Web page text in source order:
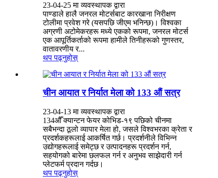
23-04-25 मा व्यवस्थापक द्वारा
पाण्डाले हालै जनरल मोटर्सबाट कारखाना निरीक्षण
टोलीमा प्रवेश गरे (यसपछि जीएम भनिन्छ)। विश्वका
अग्रणी अटोमेकरहरू मध्ये एकको रूपमा, जनरल मोटर्स
एक आपूर्तिकर्ताको रूपमा हामीले तिनीहरूको गुणस्तर,
वातावरणीय र...
थप पढ्नुहोस्
चीन आयात र निर्यात मेला को 133 औं सत्र
23-04-13 मा व्यवस्थापक द्वारा
134औँ क्यान्टन फेयर कोभिड-१९ पछिको चीनमा
सबैभन्दा ठूलो व्यापार मेला हो, जसले विश्वभरका क्रेता र
प्रदर्शकहरूलाई आकर्षित गर्छ। प्रदर्शनीले विभिन्न
उद्योगहरूलाई समेट्छ र उत्पादनहरू प्रदर्शन गर्न,
सहयोगको बारेमा छलफल गर्न र अनुभव साझेदारी गर्न
प्लेटफर्म प्रदान गर्दछ।
थप पढ्नुहोस्